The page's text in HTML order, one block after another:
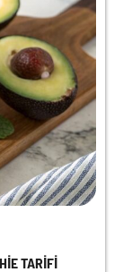
TARIFI